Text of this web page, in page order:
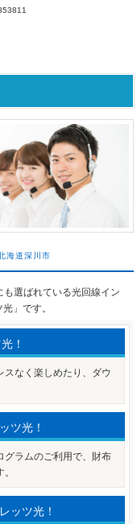
海道深川市
選ばれている光回線イン
」です。
！
スなく楽しめたり、ダウ
ツ光！
グラムのご利用で、財布
ッツ光！